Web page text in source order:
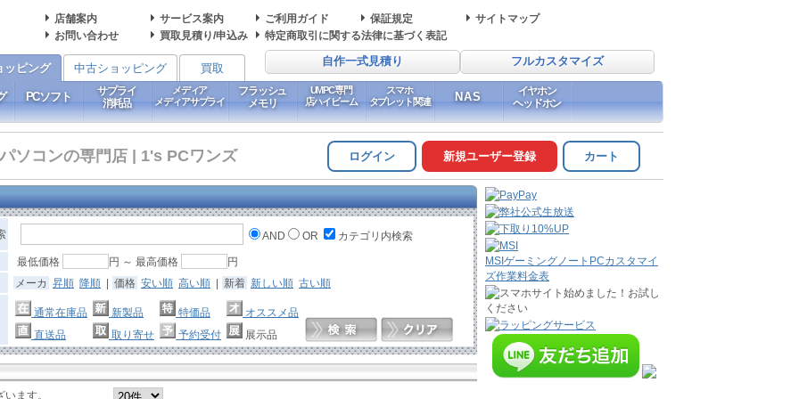
店舗案内 サービス案内 ご利用ガイド 保証規定
サイトマップ
お問い合わせ
買取見積り/申込み 特定商取引に関する法律に基づく表記
自作一式見積り フルカスタマイズ
ッピング 中古ショッピング 買取
PCソフト
サプライ
消耗品
メディア
メディアサプライ
フラッシュ
メモリ
UMPC専門
店ハイビーム
スマホ
タブレット関連
NAS
イヤホン
ヘッドホン
ソコンの専門店 | 1's PCワンズ ログイン 新規ユーザー登録 カート
AND OR カテゴリ内検索
最低価格 円 ～ 最高価格
円
メーカ
昇順 降順 | 価格 安い順 高い順 | 新着 新しい順 古い順
通常在庫品 新製品 特価品
オススメ品
直送品
取り寄せ 予約受付 展示品
ます。
MSIゲーミングノートPCカスタマイ
ズ作業料金表